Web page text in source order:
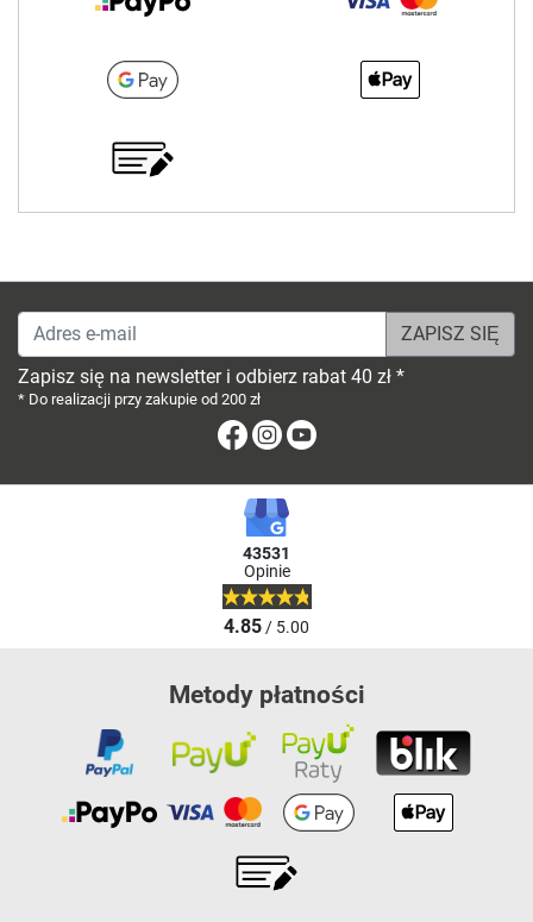
Adres e-mail
Zapisz się na newsletter i odbierz rabat 40 zł *
* Do realizacji przy zakupie od 200 zł
FacebookInstagram
43531
Opinie
4.85/ 5.00
Metody płatności